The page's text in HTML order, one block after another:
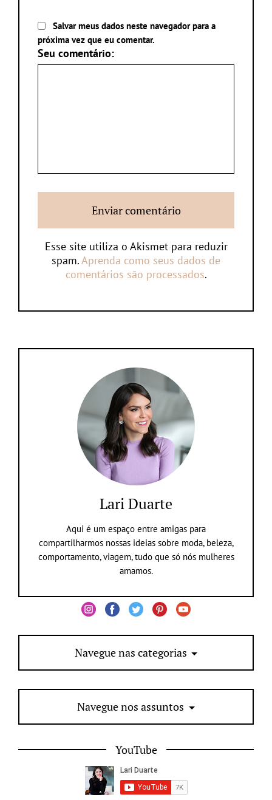
Salvar meus dados neste navegador para a
próxima vez que eu comentar.
Seu comentário:
Esse site utiliza o Akismet para reduzir
spam.Aprenda como seus dados de
comentários são processados.
Lari Duarte
Aqui é um espaço entre amigas para
compartilharmos nossas ideias sobre moda, beleza,
comportamento, viagem, tudo que só nós mulheres
amamos.
Navegue nas categorias
Navegue nos assuntos
YouTube